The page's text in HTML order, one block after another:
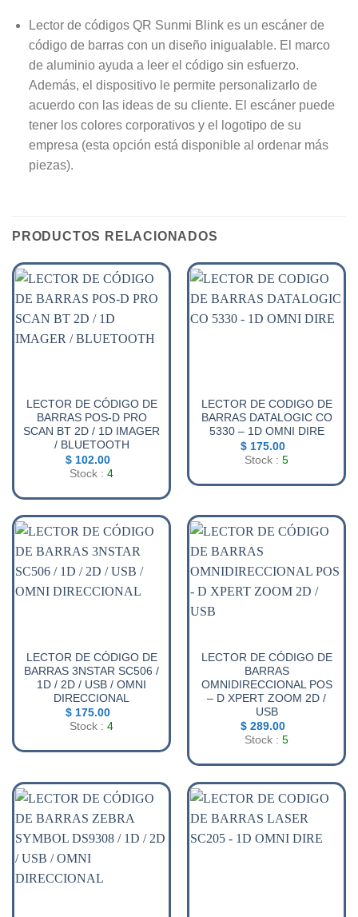
Lector de códigos QR Sunmi Blink es un escáner de
código de barras con un diseño inigualable. El marco
de aluminio ayuda a leer el código sin esfuerzo.
Además, el dispositivo le permite personalizarlo de
acuerdo con las ideas de su cliente. El escáner puede
tener los colores corporativos y el logotipo de su
empresa (esta opción está disponible al ordenar más
piezas).
PRODUCTOS RELACIONADOS
LECTOR DE CÓDIGO DE
BARRAS POS-D PRO
SCAN BT 2D / 1D IMAGER
/ BLUETOOTH
$102.00
Stock : 4
LECTOR DE CODIGO DE
BARRAS DATALOGIC CO
5330 – 1D OMNI DIRE
$175.00
Stock : 5
LECTOR DE CÓDIGO DE
BARRAS 3NSTAR SC506 /
1D / 2D / USB / OMNI
DIRECCIONAL
$175.00
Stock : 4
LECTOR DE CÓDIGO DE
BARRAS
OMNIDIRECCIONAL POS
– D XPERT ZOOM 2D /
USB
$289.00
Stock : 5